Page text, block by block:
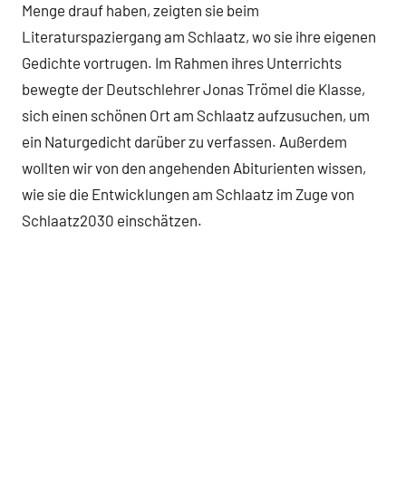
Menge drauf haben, zeigten sie beim
Literaturspaziergang am Schlaatz, wo sie ihre eigenen
Gedichte vortrugen. Im Rahmen ihres Unterrichts
bewegte der Deutschlehrer Jonas Trömel die Klasse,
sich einen schönen Ort am Schlaatz aufzusuchen, um
ein Naturgedicht darüber zu verfassen. Außerdem
wollten wir von den angehenden Abiturienten wissen,
wie sie die Entwicklungen am Schlaatz im Zuge von
Schlaatz2030 einschätzen.